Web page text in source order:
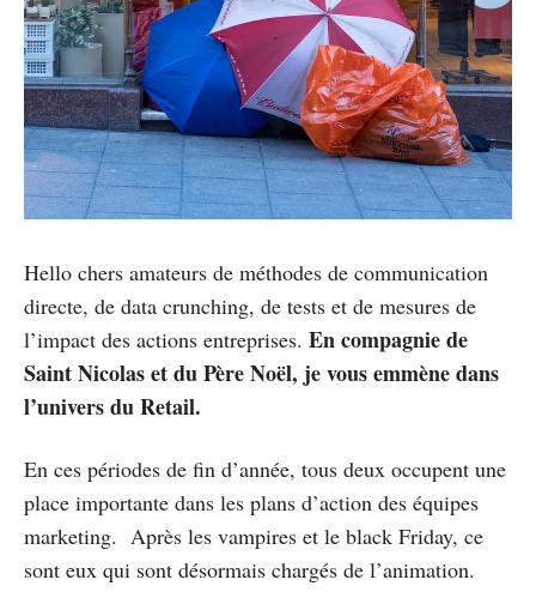
Hello chers amateurs de méthodes de communication
directe, de data crunching, de tests et de mesures de
l’impact des actions entreprises. En compagnie de
Saint Nicolas et du Père Noël, je vous emmène dans
l’univers du Retail.
En ces périodes de fin d’année, tous deux occupent une
place importante dans les plans d’action des équipes
marketing. Après les vampires et le black Friday, ce
sont eux qui sont désormais chargés de l’animation.